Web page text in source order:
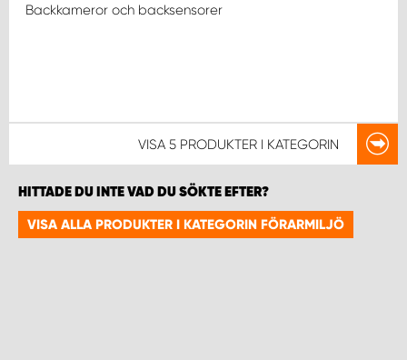
Backkameror och backsensorer
VISA 5 PRODUKTER I KATEGORIN
HITTADE DU INTE VAD DU SÖKTE EFTER?
VISA ALLA PRODUKTER I KATEGORIN FÖRARMILJÖ
WORK SYSTEM VÄSTERÅS
WORK SYSTEM VÄXJÖ
WORK SYSTEM ÖREBRO